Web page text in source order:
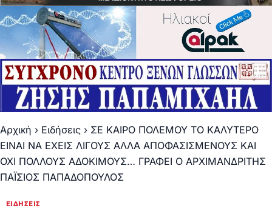
Αρχική › Ειδήσεις › ΣΕ ΚΑΙΡΟ ΠΟΛΕΜΟΥ ΤΟ ΚΑΛΥΤΕΡΟ
ΕΙΝΑΙ ΝΑ ΕΧΕΙΣ ΛΙΓΟΥΣ ΑΛΛΑ ΑΠΟΦΑΣΙΣΜΕΝΟΥΣ ΚΑΙ
ΟΧΙ ΠΟΛΛΟΥΣ ΑΔΟΚΙΜΟΥΣ… ΓΡΑΦΕΙ Ο ΑΡΧΙΜΑΝΔΡΙΤΗΣ
ΠΑΪΣΙΟΣ ΠΑΠΑΔΟΠΟΥΛΟΣ
ΕΙΔΉΣΕΙΣ